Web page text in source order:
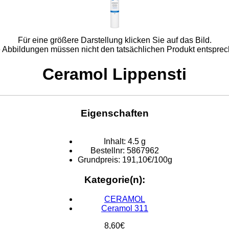
Für eine größere Darstellung klicken Sie auf das Bild.
Abbildungen müssen nicht den tatsächlichen Produkt
Ceramol Lippensti
Eigenschaften
Inhalt: 4.5 g
Bestellnr: 5867962
Grundpreis: 191,10€/100g
Kategorie(n):
CERAMOL
Ceramol 311
8,60€